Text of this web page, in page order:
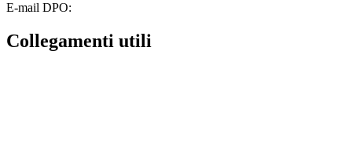
E-mail DPO:
Collegamenti utili